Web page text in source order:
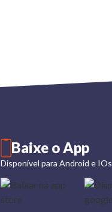
Baixe o App
Disponível para Android e IOs